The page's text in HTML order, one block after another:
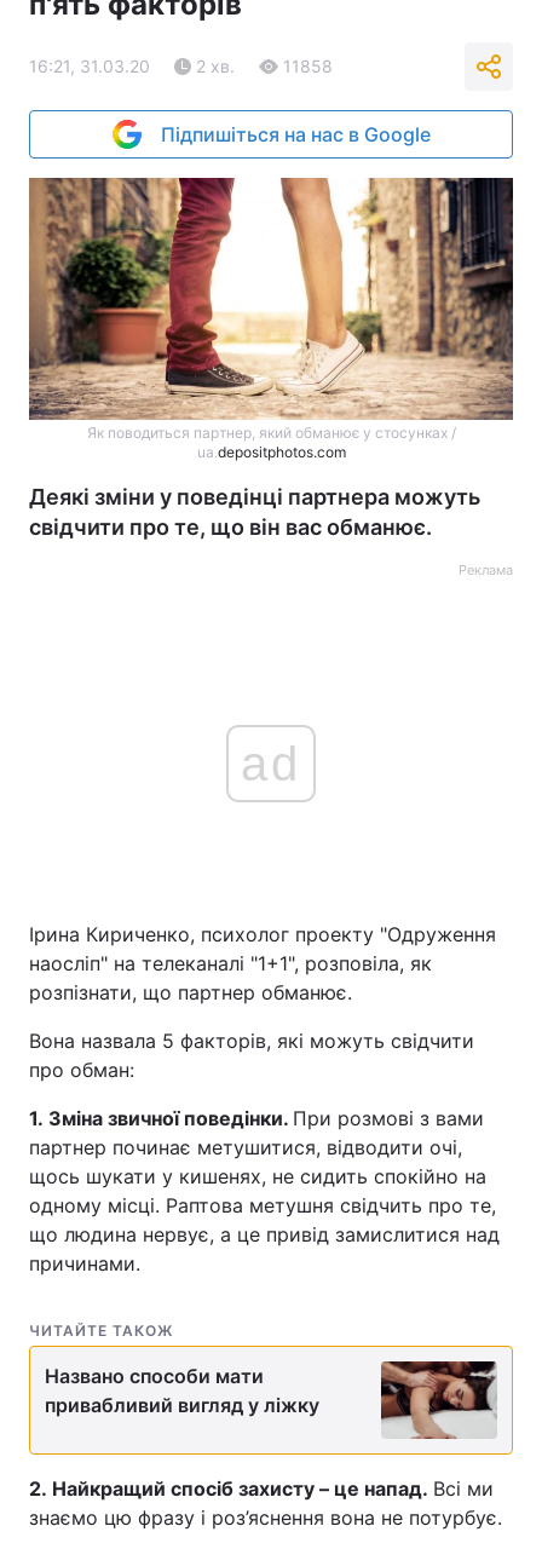
16:21, 31.03.20 2 хв. 11858
Підпишіться на нас в Google
Як поводиться партнер, який обманює у стосунках /
ua.depositphotos.com
Деякі зміни у поведінці партнера можуть
свідчити про те, що він вас обманює.
Реклама
ad
Ірина Кириченко, психолог проекту "Одруження
наосліп" на телеканалі "1+1", розповіла, як
розпізнати, що партнер обманює.
Вона назвала 5 факторів, які можуть свідчити
про обман:
1. Зміна звичної поведінки. При розмові з вами
партнер починає метушитися, відводити очі,
щось шукати у кишенях, не сидить спокійно на
одному місці. Раптова метушня свідчить про те,
що людина нервує, а це привід замислитися над
причинами.
ЧИТАЙТЕ ТАКОЖ
Названо способи мати
привабливий вигляд у ліжку
2. Найкращий спосіб захисту – це напад. Всі ми
знаємо цю фразу і роз’яснення вона не потурбує.